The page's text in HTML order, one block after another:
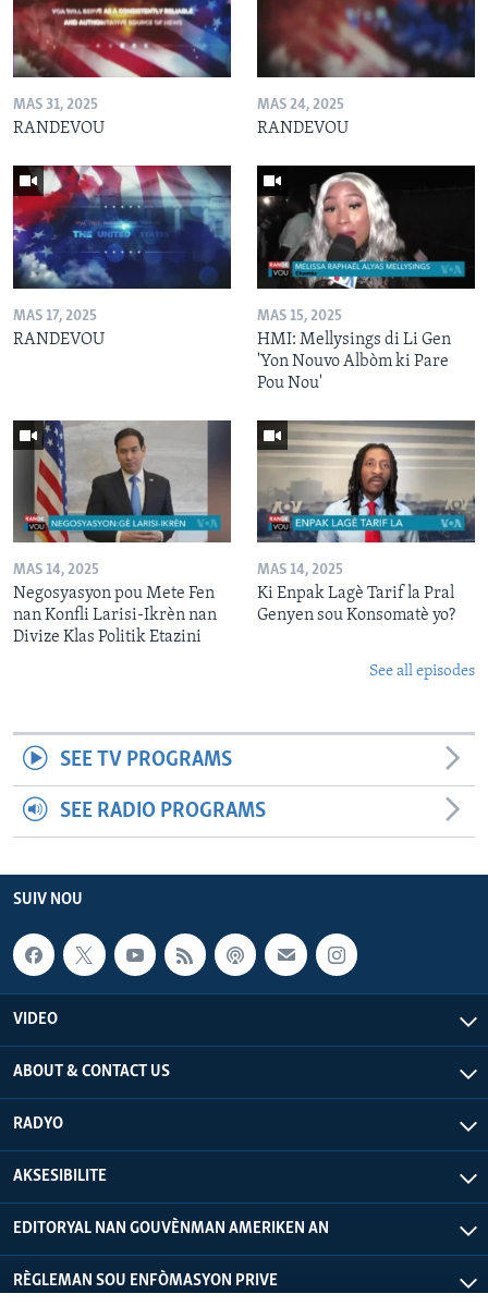
MAS 31, 2025
RANDEVOU
MAS 24, 2025
RANDEVOU
MAS 17, 2025
RANDEVOU
MAS 15, 2025
HMI: Mellysings di Li Gen
'Yon Nouvo Albòm ki Pare
Pou Nou'
MAS 14, 2025
Negosyasyon pou Mete Fen
nan Konfli Larisi-Ikrèn nan
Divize Klas Politik Etazini
MAS 14, 2025
Ki Enpak Lagè Tarif la Pral
Genyen sou Konsomatè yo?
See all episodes
SEE TV PROGRAMS
SEE RADIO PROGRAMS
SUIV NOU
VIDEO
ABOUT & CONTACT US
RADYO
AKSESIBILITE
EDITORYAL NAN GOUVÈNMAN AMERIKEN AN
RÈGLEMAN SOU ENFÒMASYON PRIVE